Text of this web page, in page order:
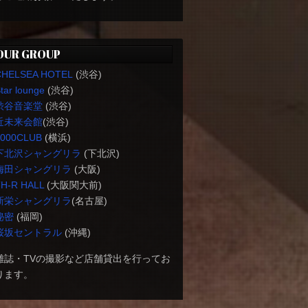
GROUP
HOTEL
(渋谷)
lounge(渋谷)
谷音楽堂(渋谷)
未来会館(渋谷)
(横浜)
北沢シャングリラ (下北沢)
田シャングリラ (大阪)
R HALL (大阪関大前)
栄シャングリラ(名古屋)
密(福岡)
坂セントラル(沖縄)
誌・TVの撮影など店舗貸出を行ってお
ます。